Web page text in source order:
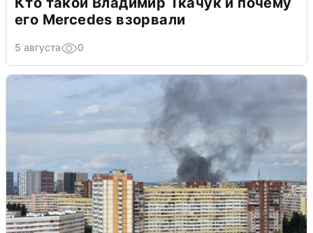
его Mercedes взорвали
5 августа 0